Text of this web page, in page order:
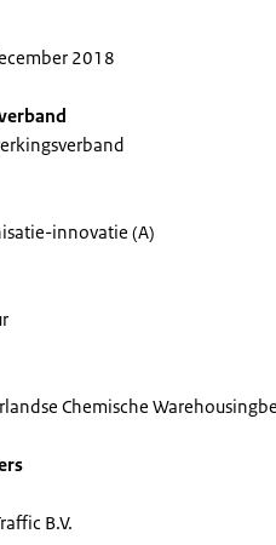
2018
innovatie (A)
Chemische
B.V.